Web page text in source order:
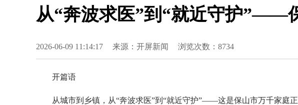
从“奔波求医”到“就近守护”——
2026-06-09 11:14:17 来源：开屏新闻 浏览次数： 8734
开篇语
从城市到乡镇，从“奔波求医”到“就近守护”——这是保山市万千家庭正